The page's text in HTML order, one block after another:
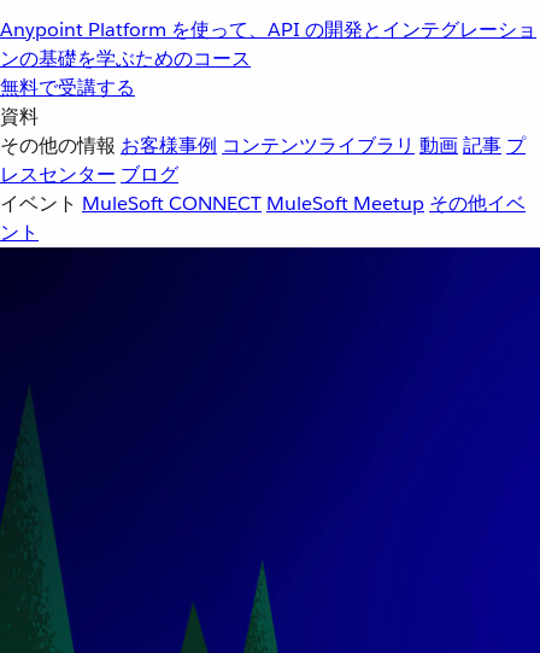
Anypoint Platform を使って、API の開発とインテグレーショ
ンの基礎を学ぶためのコース
無料で受講する
資料
その他の情報 お客様事例 コンテンツライブラリ 動画記事 プ
レスセンター ブログ
イベント MuleSoft CONNECT MuleSoft Meetup その他イベ
ント